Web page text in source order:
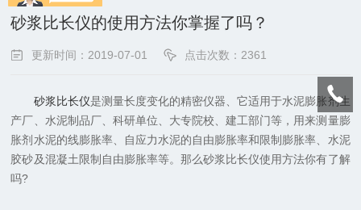
砂浆比长仪的使用方法你掌握了吗？
更新时间：2019-07-01 点击次数：2361
砂浆比长仪是测量长度变化的精密仪器、它适用于水泥膨胀剂生
产厂、水泥制品厂、科研单位、大专院校、建工部门等，用来测量膨
胀剂水泥的线膨胀率、自应力水泥的自由膨胀率和限制膨胀率、水泥
胶砂及混凝土限制自由膨胀率等。那么砂浆比长仪使用方法你有了解
吗?